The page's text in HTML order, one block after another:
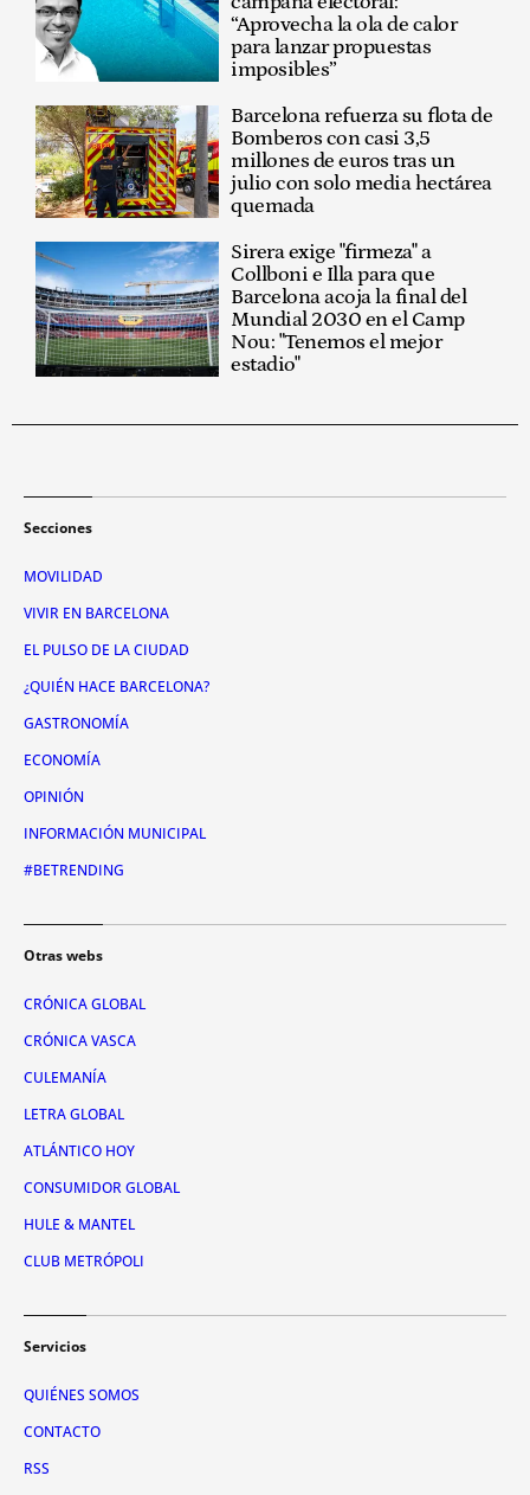
“Aprovecha la ola de calor
para lanzar propuestas
imposibles”
Barcelona refuerza su flota de
Bomberos con casi 3,5
millones de euros tras un
julio con solo media hectárea
quemada
Sirera exige "firmeza" a
Collboni e Illa para que
Barcelona acoja la final del
Mundial 2030 en el Camp
Nou: "Tenemos el mejor
estadio"
Secciones
MOVILIDAD
VIVIR EN BARCELONA
EL PULSO DE LA CIUDAD
¿QUIÉN HACE BARCELONA?
GASTRONOMÍA
ECONOMÍA
OPINIÓN
INFORMACIÓN MUNICIPAL
#BETRENDING
Otras webs
CRÓNICA GLOBAL
CRÓNICA VASCA
CULEMANÍA
LETRA GLOBAL
ATLÁNTICO HOY
CONSUMIDOR GLOBAL
HULE & MANTEL
CLUB METRÓPOLI
Servicios
QUIÉNES SOMOS
CONTACTO
RSS